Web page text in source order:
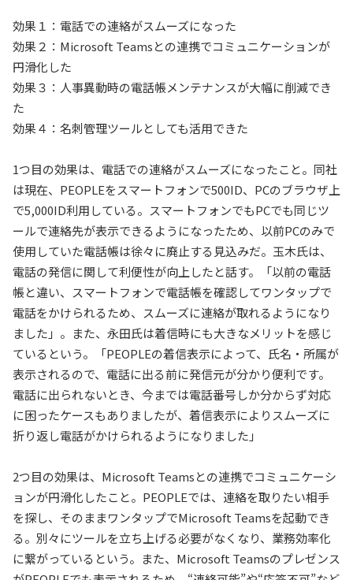
効果１：電話での連絡がスムーズになった
効果２：Microsoft Teamsとの連携でコミュニケーションが
円滑化した
効果３：人事異動時の電話帳メンテナンスが大幅に削減でき
た
効果４：名刺管理ツールとしても活用できた
1つ目の効果は、電話での連絡がスムーズになったこと。同社
は現在、PEOPLEをスマートフォンで500ID、PCのブラウザ上
で5,000ID利用している。スマートフォンでもPCでも同じツ
ールで連絡先が表示できるようになったため、以前PCのみで
使用していた電話帳は徐々に廃止する見込みだ。玉木氏は、
電話の発信に関して利便性が向上したと話す。「以前の電話
帳と違い、スマートフォンで電話帳を確認してワンタップで
電話をかけられるため、スムーズに連絡が取れるようになり
ました」。また、永田氏は着信時にも大きなメリットを感じ
ているという。「PEOPLEの着信表示によって、氏名・所属が
表示されるので、電話に出る前に発信元が分かり便利です。
電話に出られないとき、今までは電話番号しか分からず対応
に困ったケースもありましたが、着信表示によりスムーズに
折り返し電話がかけられるようになりました」
2つ目の効果は、Microsoft Teamsとの連携でコミュニケーシ
ョンが円滑化したこと。PEOPLEでは、連絡を取りたい相手
を探し、そのままワンタップでMicrosoft Teamsを起動でき
る。別々にツールを立ち上げる必要がなくなり、業務効率化
に繋がっているという。また、Microsoft Teamsのプレゼンス